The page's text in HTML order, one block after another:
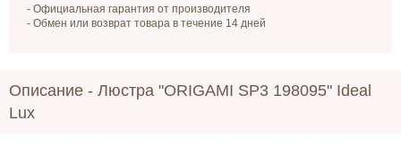
- Официальная гарантия от производителя
- Обмен или возврат товара в течение 14 дней
Описание - Люстра "ORIGAMI SP3 198095" Ideal
Lux